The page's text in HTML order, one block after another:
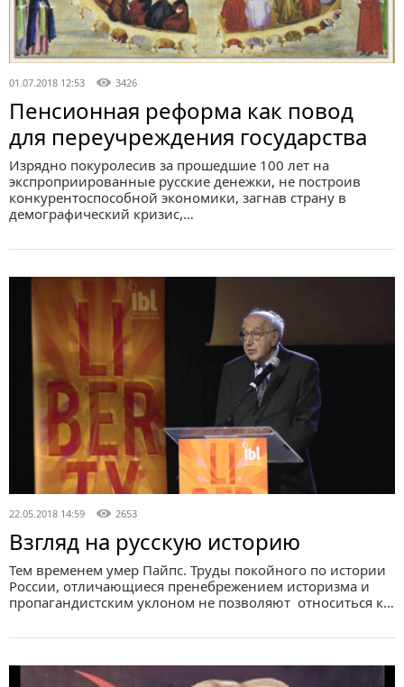
01.07.2018 12:53 3426
Пенсионная реформа как повод
для переучреждения государства
Изрядно покуролесив за прошедшие 100 лет на
экспроприированные русские денежки, не построив
конкурентоспособной экономики, загнав страну в
демографический кризис,…
22.05.2018 14:59 2653
Взгляд на русскую историю
Тем временем умер Пайпс. Труды покойного по истории
России, отличающиеся пренебрежением историзма и
пропагандистским уклоном не позволяют относиться к…